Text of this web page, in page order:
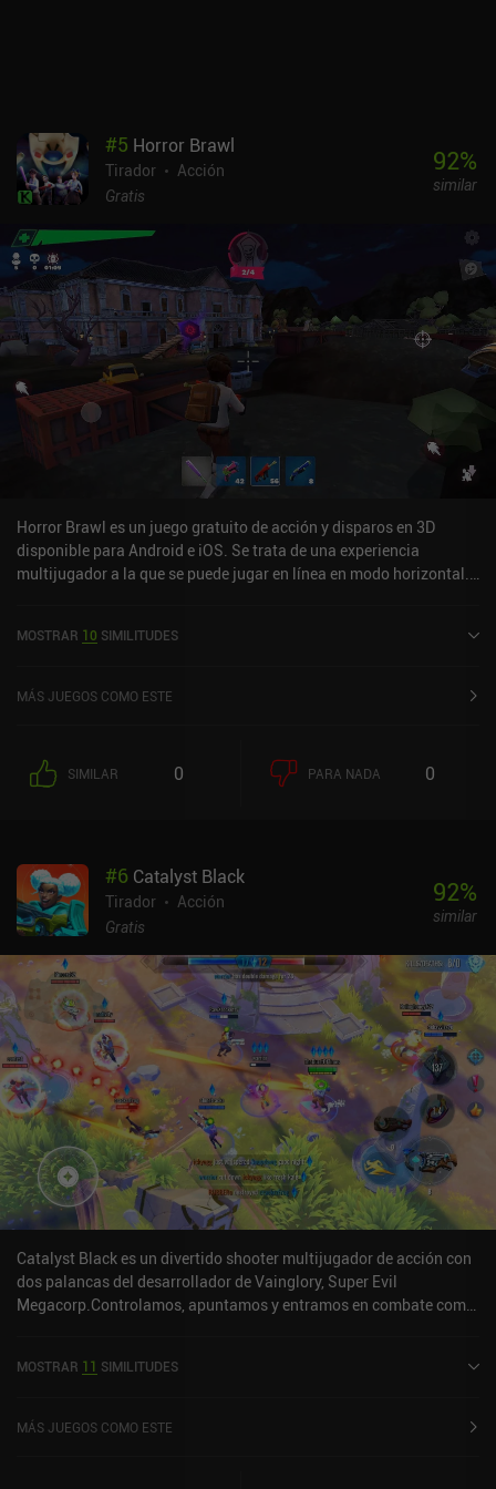
#5 Horror Brawl
Tirador
Acción
Gratis
92%
similar
Horror Brawl es un juego gratuito de acción y disparos en 3D
disponible para Android e iOS. Se trata de una experiencia
multijugador a la que se puede jugar en línea en modo horizontal.
de 4,7 sobre 5,0 en la App Store de iOS.
MOSTRAR 10 SIMILITUDES
MÁS JUEGOS COMO ESTE
SIMILAR 0 PARA NADA 0
#6 Catalyst Black
Tirador
Acción
Gratis
92%
similar
Catalyst Black es un divertido shooter multijugador de acción con
dos palancas del desarrollador de Vainglory, Super Evil
Megacorp.Controlamos, apuntamos y entramos en combate como
equipamos, que incluye más de 60 objetos diferentes. Se trata de
a nuestro personaje, creando mucha más variedad de combate. El
MOSTRAR 11 SIMILITUDES
MÁS JUEGOS COMO ESTE